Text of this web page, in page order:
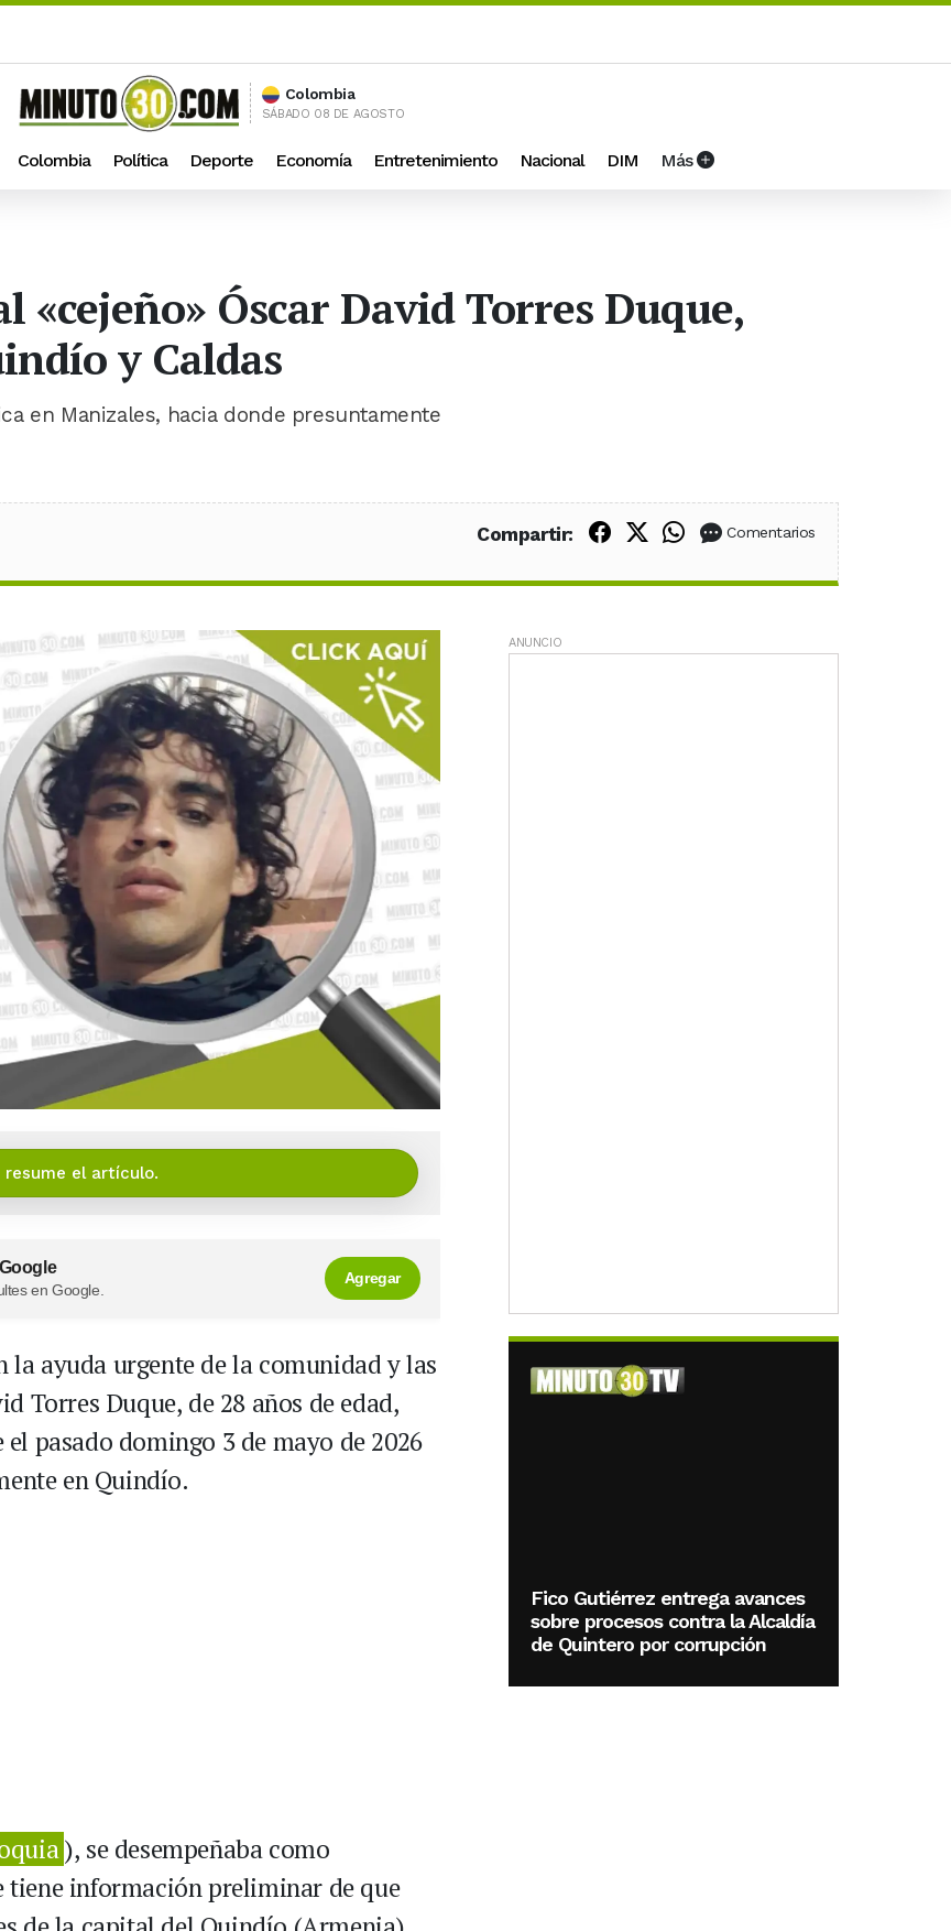
Colombia
SÁBADO 08 DE AGOSTO
Colombia Política Deporte Economía Entretenimiento Nacional DIM Más
«cejeño» Óscar David Torres Duque,
y Caldas
en Manizales, hacia donde presuntamente
Compartir: Compartir en Facebook
Compartir en X (Twitter)
Compartir en WhatsApp
Comentarios
resume el artículo.
en Google.
Agregar
la ayuda urgente de la comunidad y las
Torres Duque, de 28 años de edad,
pasado domingo 3 de mayo de 2026
en Quindío.
), se desempeñaba como
tiene información preliminar de que
ANUNCIO
Fico Gutiérrez entrega avances
sobre procesos contra la Alcaldía
de Quintero por corrupción